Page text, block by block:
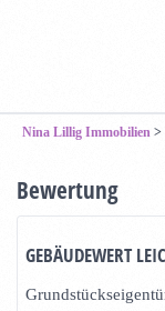
Nina Lillig Immobilien >
Bewertung
GEBÄUDEWERT